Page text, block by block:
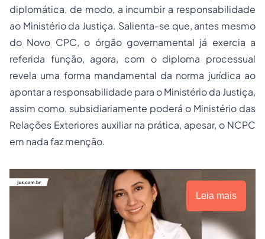
diplomática, de modo, a incumbir a responsabilidade
ao Ministério da Justiça. Salienta-se que, antes mesmo
do Novo CPC, o órgão governamental já exercia a
referida função, agora, com o diploma processual
revela uma forma mandamental da norma jurídica ao
apontar a responsabilidade para o Ministério da Justiça,
assim como, subsidiariamente poderá o Ministério das
Relações Exteriores auxiliar na prática, apesar, o NCPC
em nada faz menção.
Leia mais